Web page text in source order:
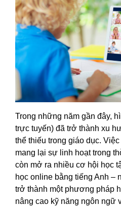
Trong những năm gần đây,
trực tuyến) đã trở thành xu
thể thiếu trong giáo dục.
mang lại sự linh hoạt trong
còn mở ra nhiều cơ hội học
học online bằng tiếng Anh –
trở thành một phương pháp
nâng cao kỹ năng ngôn ngữ